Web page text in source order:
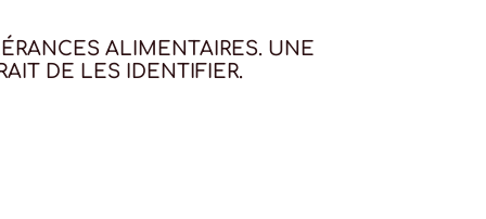
ALIMENTAIRES. UNE
DE LES IDENTIFIER.